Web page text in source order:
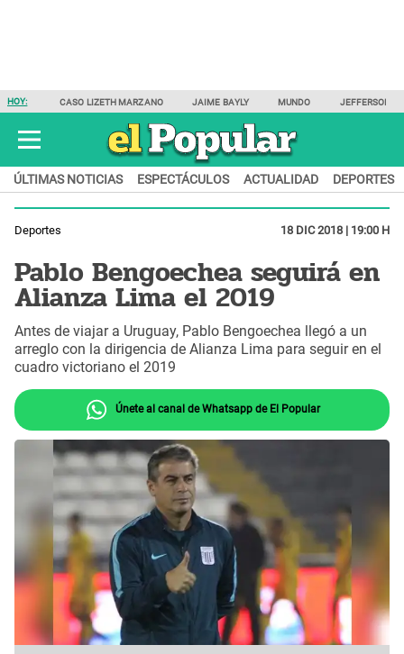
HOY: CASO LIZETH MARZANO JAIME BAYLY MUNDO JEFFERSON
ÚLTIMAS NOTICIAS ESPECTÁCULOS ACTUALIDAD DEPORTES
Deportes 18 DIC 2018 | 19:00 H
Pablo Bengoechea seguirá en
Alianza Lima el 2019
Antes de viajar a Uruguay, Pablo Bengoechea llegó a un
arreglo con la dirigencia de Alianza Lima para seguir en el
cuadro victoriano el 2019
Únete al canal de Whatsapp de El Popular